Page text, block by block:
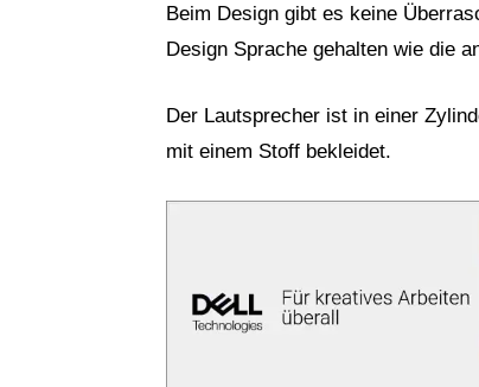
Beim Design gibt es keine
Design Sprache gehalten wie die
Der Lautsprecher ist in einer
mit einem Stoff bekleidet.